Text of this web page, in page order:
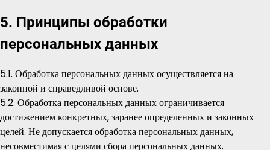
5. Принципы обработки
персональных данных
5.1. Обработка персональных данных осуществляется на
законной и справедливой основе.
5.2. Обработка персональных данных ограничивается
достижением конкретных, заранее определенных и законных
целей. Не допускается обработка персональных данных,
несовместимая с целями сбора персональных данных.